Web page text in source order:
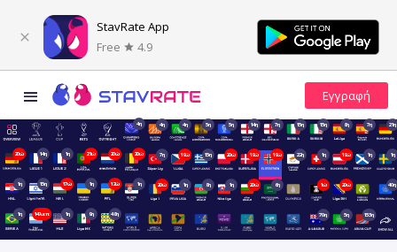
StavRate App
Free
4.9
4η 4η 4η 5η 5η 14η 7η 15η 15η 8η 7η 21η
20ώ 14η 1η 21ώ 20ώ 20ώ 7η 19ώ 15η 20ώ 19ώ 19ώ 22η 1η 19ώ 1η 1η
1η 15η 17ώ 1η 12ώ 1η 20ώ 1η 8η 1η 20ώ 6η 1ώ 20ώ 40η
1η 14λεπ 1η 9η 48η 70η 5η 153η